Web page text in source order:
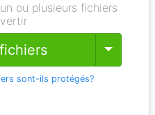
ou plusieurs fichiers
Toggle
sont-ils protégés?